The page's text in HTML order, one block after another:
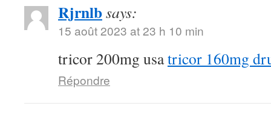
Rjrnlbsays:
15 août 2023 at 23 h 10 min
tricor 200mg usatricor 160mg
Répondre